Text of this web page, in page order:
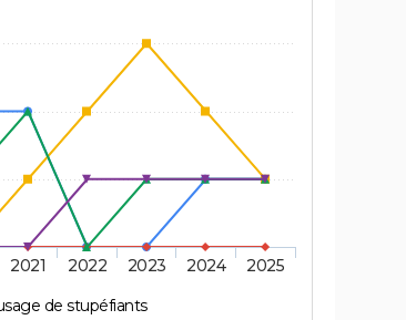
de stupéfiants
2021 2022 2023 2024 2025